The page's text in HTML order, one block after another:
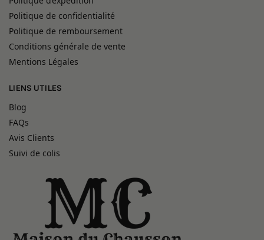
Politique de confidentialité
Politique de remboursement
Conditions générale de vente
Mentions Légales
LIENS UTILES
Blog
FAQs
Avis Clients
Suivi de colis